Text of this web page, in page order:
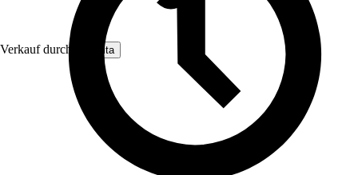
Verkauf durch: Nomita